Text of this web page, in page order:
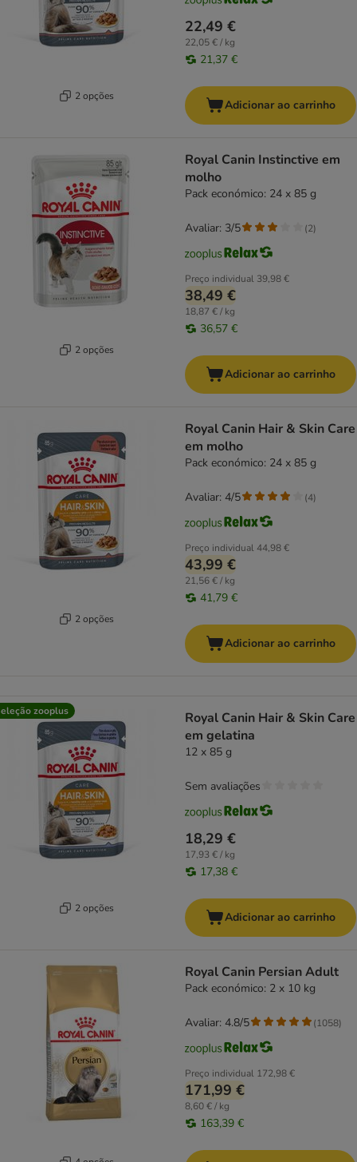
2 opções
22,49 €
22,05 € / kg
21,37 €
Adicionar ao carrinho
2 opções
Royal Canin Instinctive em
molho
Pack económico: 24 x 85 g
Preço individual 39,98 €
38,49 €
18,87 € / kg
36,57 €
Avaliar: 3/5 (2)
Adicionar ao carrinho
2 opções
Royal Canin Hair & Skin Care
em molho
Pack económico: 24 x 85 g
Preço individual44,98 €
43,99 €
21,56 € / kg
41,79 €
Avaliar: 4/5 (4)
Adicionar ao carrinho
zooplus
2 opções
Royal Canin Hair & Skin Care
em gelatina
12 x 85 g
18,29 €
17,93 € / kg
17,38 €
Sem avaliações
Adicionar ao carrinho
Royal Canin Persian Adult
Pack económico: 2 x 10 kg
Preço individual 172,98 €
171,99 €
8,60 € / kg
163,39 €
Avaliar: 4.8/5 (1058)